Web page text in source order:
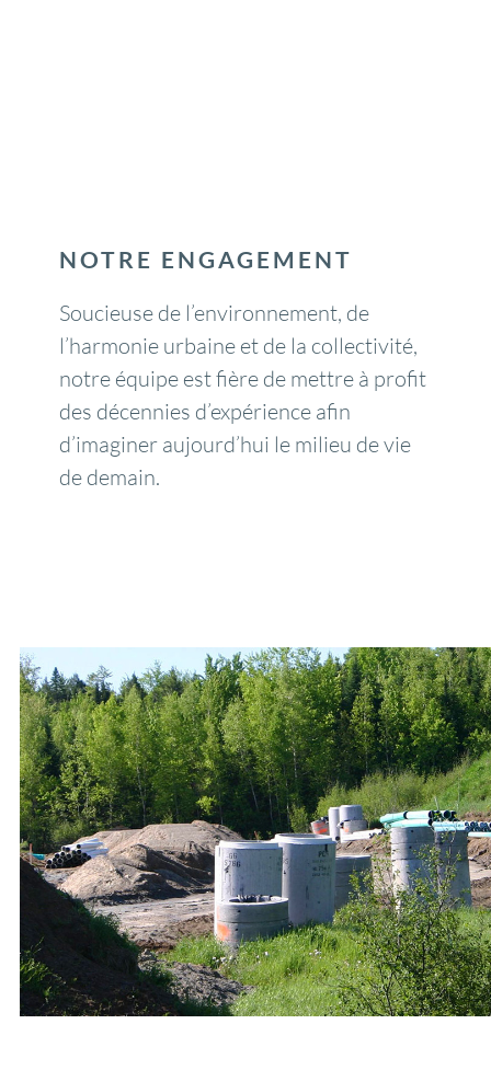
NOTRE ENGAGEMENT
Soucieuse de l’environnement, de
l’harmonie urbaine et de la collectivité,
notre équipe est fière de mettre à profit
des décennies d’expérience afin
d’imaginer aujourd’hui le milieu de vie
de demain.